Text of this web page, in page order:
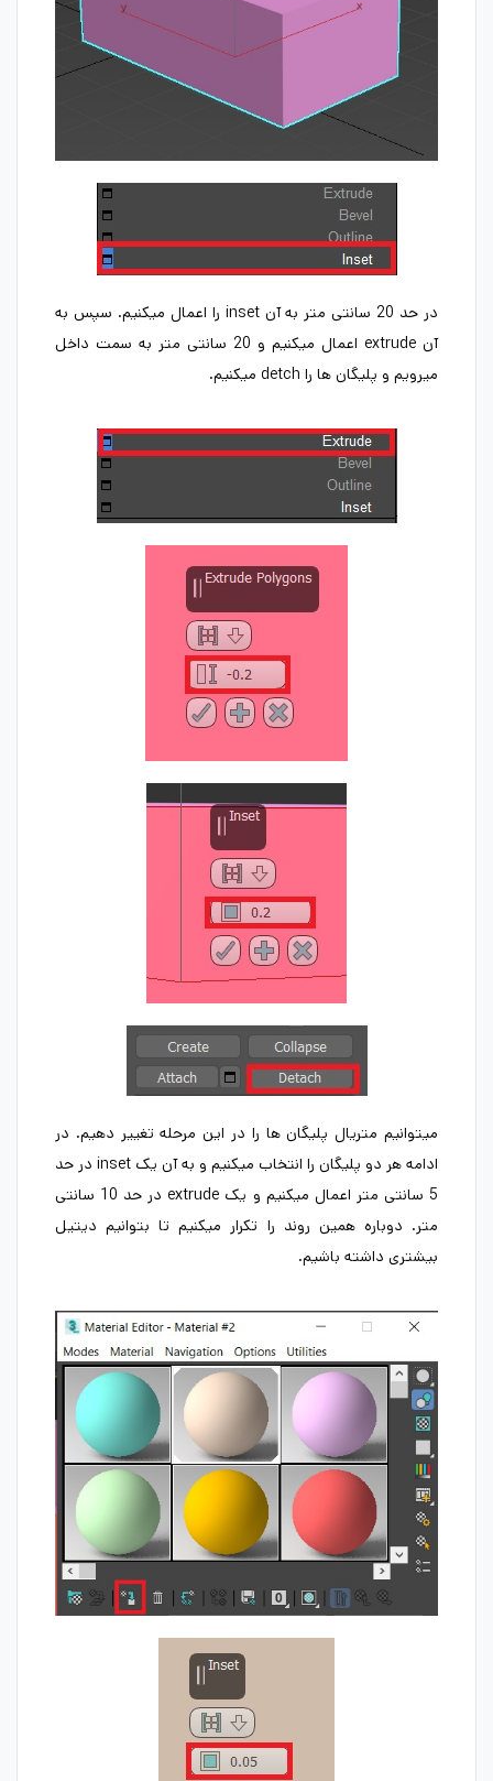
در حد 20 سانتی متر به آن inset را اعمال میکنیم. سپس به
آن extrude اعمال میکنیم و 20 سانتی متر به سمت داخل
میرویم و پلیگان ها را detch میکنیم.
میتوانیم متریال پلیگان ها را در این مرحله تغییر دهیم. در
ادامه هر دو پلیگان را انتخاب میکنیم و به آن یک inset در حد
5 سانتی متر اعمال میکنیم و یک extrude در حد 10 سانتی
متر. دوباره همین روند را تکرار میکنیم تا بتوانیم دیتیل
بیشتری داشته باشیم.